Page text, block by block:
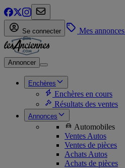
Se connecter Mes annonces
Annoncer
Enchères
Enchères en cours
Résultats des ventes
Annonces
Automobiles
Ventes Autos
Ventes de pièces
Achats Autos
Achats de pièces